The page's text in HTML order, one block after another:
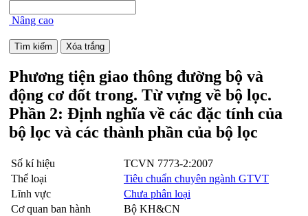
Nâng cao
Phương tiện giao thông đường bộ và
động cơ đốt trong. Từ vựng về bộ lọc.
Phần 2: Định nghĩa về các đặc tính của
bộ lọc và các thành phần của bộ lọc
Số kí hiệu
TCVN 7773-2:2007
Thể loại
Tiêu chuẩn chuyên ngành GTVT
Lĩnh vực
Chưa phân loại
Cơ quan ban hành
Bộ KH&CN